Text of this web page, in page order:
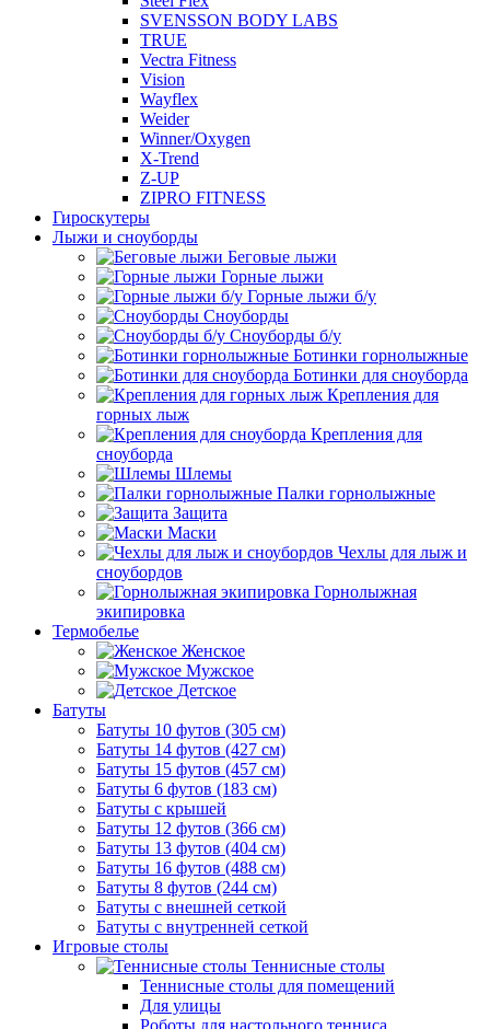
SVENSSON BODY LABS
TRUE
Vectra Fitness
Vision
Wayflex
Weider
Winner/Oxygen
X-Trend
Z-UP
ZIPRO FITNESS
Гироскутеры
Лыжи и сноуборды
Беговые лыжи
Горные лыжи
Горные лыжи б/у
Сноуборды
Сноуборды б/у
Ботинки горнолыжные
Ботинки для сноуборда
Крепления для
горных лыж
Крепления для
сноуборда
Шлемы
Палки горнолыжные
Защита
Маски
Чехлы для лыж и
сноубордов
Горнолыжная
экипировка
Термобелье
Женское
Мужское
Детское
Батуты
Батуты 10 футов (305 см)
Батуты 14 футов (427 см)
Батуты 15 футов (457 см)
Батуты 6 футов (183 см)
Батуты с крышей
Батуты 12 футов (366 см)
Батуты 13 футов (404 см)
Батуты 16 футов (488 см)
Батуты 8 футов (244 см)
Батуты с внешней сеткой
Батуты с внутренней сеткой
Игровые столы
Теннисные столы
Теннисные столы для помещений
Для улицы
Роботы для настольного тенниса